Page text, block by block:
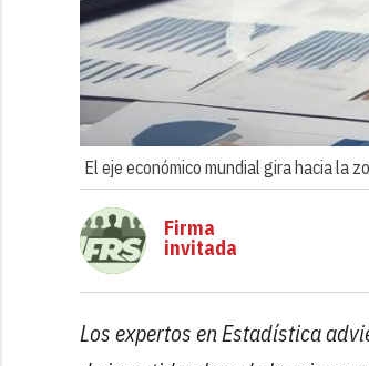
El eje económico mundial gira hacia la
Firma
invitada
Los expertos en Estadística